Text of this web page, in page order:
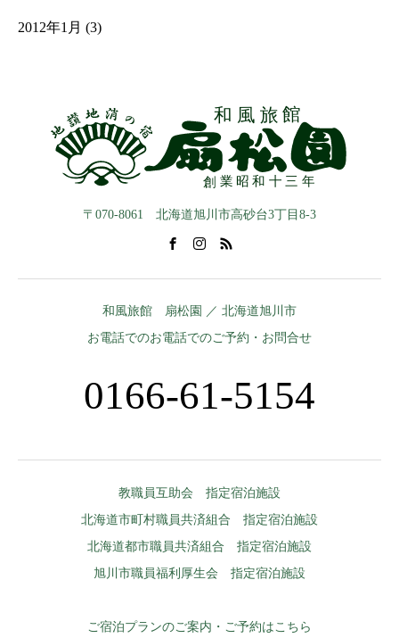
2012年1月 (3)
〒070-8061 北海道旭川市高砂台3丁目8-3
和風旅館 扇松園 ／ 北海道旭川市
お電話でのお電話でのご予約・お問合せ
0166-61-5154
教職員互助会 指定宿泊施設
北海道市町村職員共済組合 指定宿泊施設
北海道都市職員共済組合 指定宿泊施設
旭川市職員福利厚生会 指定宿泊施設
ご宿泊プランのご案内・ご予約はこちら